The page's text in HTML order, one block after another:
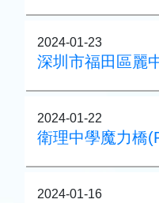
2024-01-23
深圳市福田區麗
2024-01-22
2024-01-16